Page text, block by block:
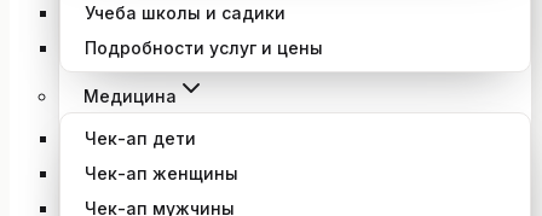
Учеба школы и садики
Подробности услуг и цены
Медицина
Чек-ап дети
Чек-ап женщины
Чек-ап мужчины